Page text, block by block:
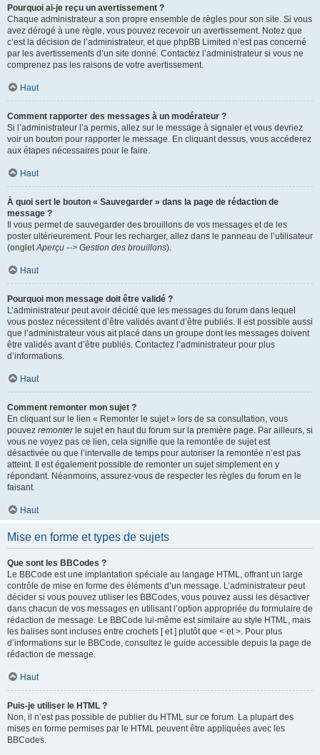
Pourquoi ai-je reçu un avertissement ?
Chaque administrateur a son propre ensemble de règles pour son site. Si vous
avez dérogé à une règle, vous pouvez recevoir un avertissement. Notez que
c’est la décision de l’administrateur, et que phpBB Limited n’est pas concerné
par les avertissements d’un site donné. Contactez l’administrateur si vous ne
comprenez pas les raisons de votre avertissement.
Haut
Comment rapporter des messages à un modérateur ?
Si l’administrateur l’a permis, allez sur le message à signaler et vous devriez
voir un bouton pour rapporter le message. En cliquant dessus, vous accéderez
aux étapes nécessaires pour le faire.
Haut
À quoi sert le bouton « Sauvegarder » dans la page de rédaction de
message ?
Il vous permet de sauvegarder des brouillons de vos messages et de les
poster ultérieurement. Pour les recharger, allez dans le panneau de l’utilisateur
(ongletAperçu --> Gestion des brouillons).
Haut
Pourquoi mon message doit être validé ?
L’administrateur peut avoir décidé que les messages du forum dans lequel
vous postez nécessitent d’être validés avant d’être publiés. Il est possible aussi
que l’administrateur vous ait placé dans un groupe dont les messages doivent
être validés avant d’être publiés. Contactez l’administrateur pour plus
d’informations.
Haut
Comment remonter mon sujet ?
En cliquant sur le lien « Remonter le sujet » lors de sa consultation, vous
pouvez remonterle sujet en haut du forum sur la première page. Par ailleurs, si
vous ne voyez pas ce lien, cela signifie que la remontée de sujet est
désactivée ou que l’intervalle de temps pour autoriser la remontée n’est pas
atteint. Il est également possible de remonter un sujet simplement en y
répondant. Néanmoins, assurez-vous de respecter les règles du forum en le
faisant.
Haut
Mise en forme et types de sujets
Que sont les BBCodes ?
Le BBCode est une implantation spéciale au langage HTML, offrant un large
contrôle de mise en forme des éléments d’un message. L’administrateur peut
décider si vous pouvez utiliser les BBCodes, vous pouvez aussi les désactiver
dans chacun de vos messages en utilisant l’option appropriée du formulaire de
rédaction de message. Le BBCode lui-même est similaire au style HTML, mais
les balises sont incluses entre crochets [ et ] plutôt que < et >. Pour plus
d’informations sur le BBCode, consultez le guide accessible depuis la page de
rédaction de message.
Haut
Puis-je utiliser le HTML ?
Non, il n’est pas possible de publier du HTML sur ce forum. La plupart des
mises en forme permises par le HTML peuvent être appliquées avec les
BBCodes.